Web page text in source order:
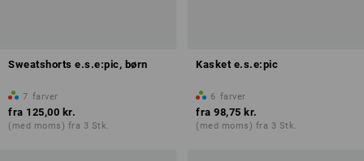
Sweatshorts e.s.e:pic, børn
7 farver
fra 125,00 kr.
(med moms) fra 3 Stk.
Kasket e.s.e:pic
6 farver
fra 98,75 kr.
(med moms) fra 3 Stk.